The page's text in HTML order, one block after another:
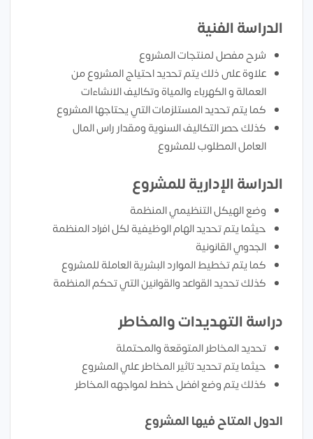
الدراسة الفنية
شرح مفصل لمنتجات المشروع
علاوة على ذلك يتم تحديد احتياج المشروع من
العمالة و الكهرباء والمياة وتكاليف الانشاءات
كما يتم تحديد المستلزمات التي يحتاجها المشروع
كذلك حصر التكاليف السنوية ومقدار راس المال
العامل المطلوب للمشروع
الدراسة الإدارية للمشروع
وضع الهيكل التنظيمي المنظمة
حيثما يتم تحديد الهام الوظيفية لكل افراد المنظمة
الجدوي القانونية
كما يتم تخطيط الموارد البشرية العاملة للمشروع
كذلك تحديد القواعد والقوانين التي تحكم المنظمة
دراسة التهديدات والمخاطر
تحديد المخاطر المتوقعة والمحتملة
حيثما يتم تحديد تاثير المخاطر علي المشروع
كذلك يتم وضع افضل خطط لمواجهه المخاطر
الدول المتاح فيها المشروع